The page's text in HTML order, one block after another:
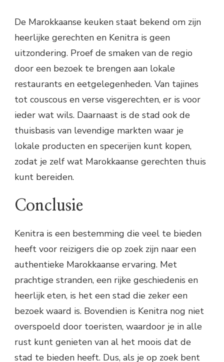
De Marokkaanse keuken staat bekend om zijn
heerlijke gerechten en Kenitra is geen
uitzondering. Proef de smaken van de regio
door een bezoek te brengen aan lokale
restaurants en eetgelegenheden. Van tajines
tot couscous en verse visgerechten, er is voor
ieder wat wils. Daarnaast is de stad ook de
thuisbasis van levendige markten waar je
lokale producten en specerijen kunt kopen,
zodat je zelf wat Marokkaanse gerechten thuis
kunt bereiden.
Conclusie
Kenitra is een bestemming die veel te bieden
heeft voor reizigers die op zoek zijn naar een
authentieke Marokkaanse ervaring. Met
prachtige stranden, een rijke geschiedenis en
heerlijk eten, is het een stad die zeker een
bezoek waard is. Bovendien is Kenitra nog niet
overspoeld door toeristen, waardoor je in alle
rust kunt genieten van al het moois dat de
stad te bieden heeft. Dus, als je op zoek bent